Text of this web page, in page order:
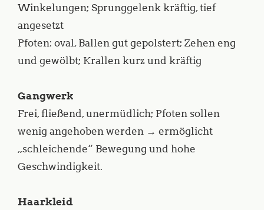
Winkelungen; Sprunggelenk kräftig, tief
angesetzt
Pfoten: oval, Ballen gut gepolstert; Zehen eng
und gewölbt; Krallen kurz und kräftig
Gangwerk
Frei, fließend, unermüdlich; Pfoten sollen
wenig angehoben werden → ermöglicht
„schleichende“ Bewegung und hohe
Geschwindigkeit.
Haarkleid